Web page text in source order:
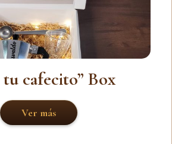
tu cafecito” Box
Ver más